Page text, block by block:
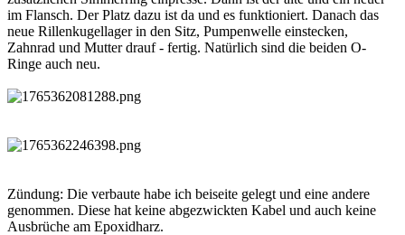
im Flansch. Der Platz dazu ist da und es funktioniert. Danach das
neue Rillenkugellager in den Sitz, Pumpenwelle einstecken,
Zahnrad und Mutter drauf - fertig. Natürlich sind die beiden O-
Ringe auch neu.
Zündung: Die verbaute habe ich beiseite gelegt und eine andere
genommen. Diese hat keine abgezwickten Kabel und auch keine
Ausbrüche am Epoxidharz.